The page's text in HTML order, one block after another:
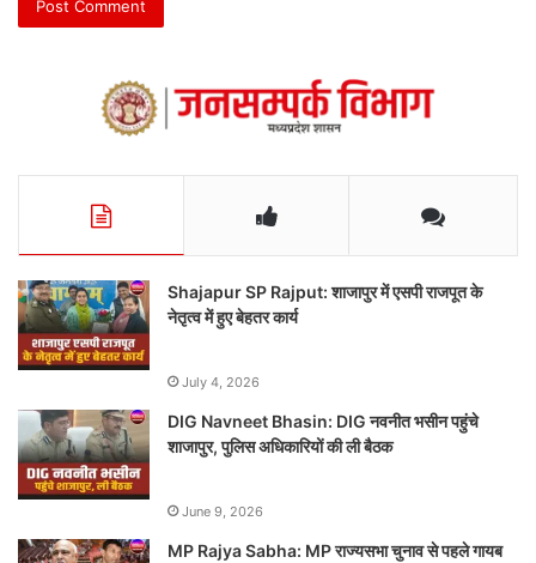
Shajapur SP Rajput: शाजापुर में एसपी राजपूत के
नेतृत्व में हुए बेहतर कार्य
July 4, 2026
DIG Navneet Bhasin: DIG नवनीत भसीन पहुंचे
शाजापुर, पुलिस अधिकारियों की ली बैठक
June 9, 2026
MP Rajya Sabha: MP राज्यसभा चुनाव से पहले गायब